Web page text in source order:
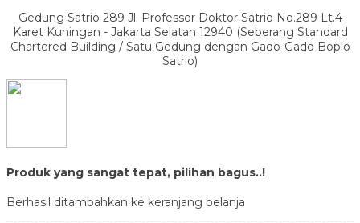
Gedung Satrio 289 Jl. Professor Doktor Satrio No.289 Lt.4
Karet Kuningan - Jakarta Selatan 12940 (Seberang Standard
Chartered Building / Satu Gedung dengan Gado-Gado Boplo
Satrio)
Produk yang sangat tepat, pilihan bagus..!
Berhasil ditambahkan ke keranjang belanja